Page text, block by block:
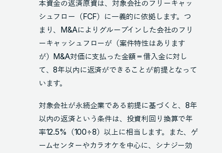
本資金の返済原資は、対象会社のフリーキャッ
シュフロー（FCF）に一義的に依拠します。つ
まり、M&Aによりグループインした会社のフリ
ーキャッシュフローが（案件特性はあります
が）M&A対価に支払った金額＝借入金に対し
て、8年以内に返済ができることが前提となって
います。
対象会社が永続企業である前提に基づくと、8年
以内の返済という条件は、投資利回り換算で年
率12.5%（100÷8）以上に相当します。また、ゲ
ームセンターやカラオケを中心に、シナジー効